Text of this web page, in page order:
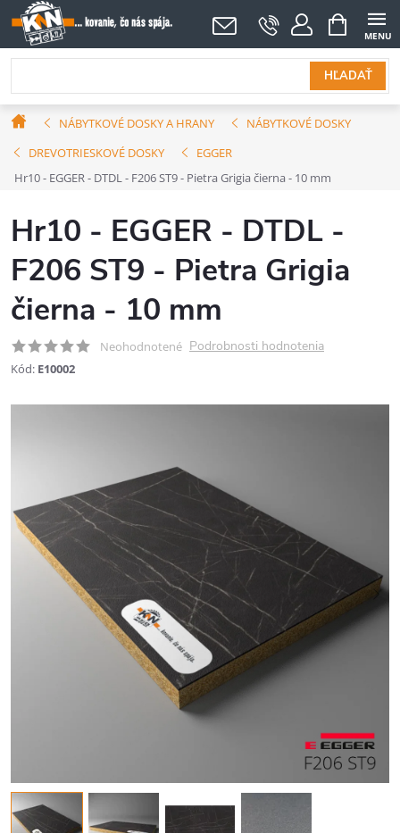
Prejsť
na
obsah
HĽADAŤ
NÁKUPNÝ
KOŠÍK
DomovNÁBYTKOVÉ DOSKY A HRANY
NÁBYTKOVÉ DOSKY
DREVOTRIESKOVÉ DOSKY
EGGER
Hr10 - EGGER - DTDL - F206 ST9 - Pietra Grigia čierna - 10 mm
Hr10 - EGGER - DTDL -
F206 ST9 - Pietra Grigia
čierna - 10 mm
Neohodnotené Podrobnosti hodnotenia
Kód: E10002